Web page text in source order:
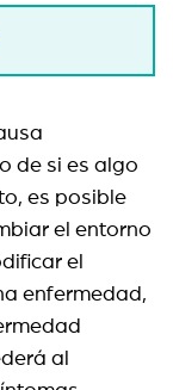
de si es algo
es posible
el entorno
el
enfermedad,
al